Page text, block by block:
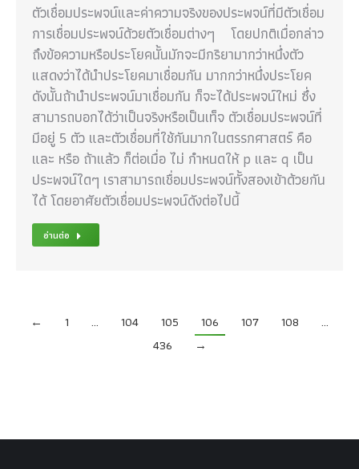
ตัวเชื่อมประพจน์และค่าความจริงของประพจน์ที่มีตัวเชื่อม
การเชื่อมประพจน์ด้วยตัวเชื่อมต่างๆ โดยปกติเมื่อกล่าว
ถึงข้อความหรือประโยคนั้นมักจะมีกริยามากว่าหนึ่งตัว
แสดงว่าได้นำประโยคมาเชื่อมกัน มากกว่าหนึ่งประโยค
ดังนั้นถ้านำประพจน์มาเชื่อมกัน ก็จะได้ประพจน์ใหม่ ซึ่ง
สามารถบอกได้ว่าเป็นจริงหรือเป็นเท็จ ตัวเชื่อมประพจน์ที่
มีอยู่ 5 ตัว และตัวเชื่อมที่ใช้กันมากในตรรกศาสตร์ คือ
และ หรือ ถ้าแล้ว ก็ต่อเมื่อ ไม่ กำหนดให้ p และ q เป็น
ประพจน์ใดๆ เราสามารถเชื่อมประพจน์ทั้งสองเข้าด้วยกัน
ได้ โดยอาศัยตัวเชื่อมประพจน์ดังต่อไปนี้
อ่านต่อ
← 1 … 104 105 106 107 108
…
436
→